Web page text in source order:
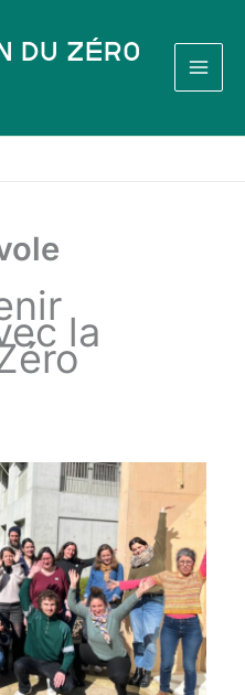
du Zéro
la